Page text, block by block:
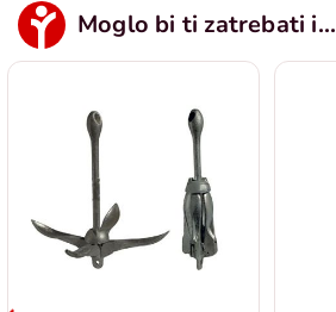
Moglo bi ti zatrebati i...